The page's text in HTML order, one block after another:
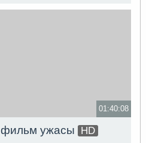
01:40:08
фильм ужасы HD